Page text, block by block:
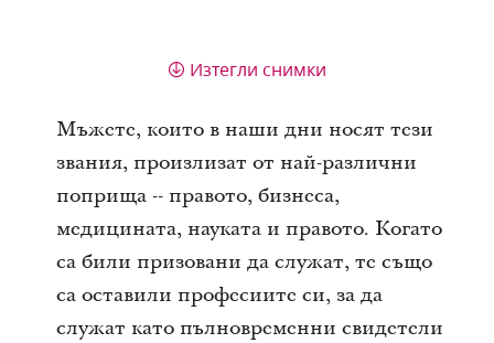
Изтегли снимки
Мъжете, които в наши дни носят тези
звания, произлизат от най-различни
поприща -- правото, бизнеса,
медицината, науката и правото. Когато
са били призовани да служат, те също
са оставили професиите си, за да
служат като пълновременни свидетели